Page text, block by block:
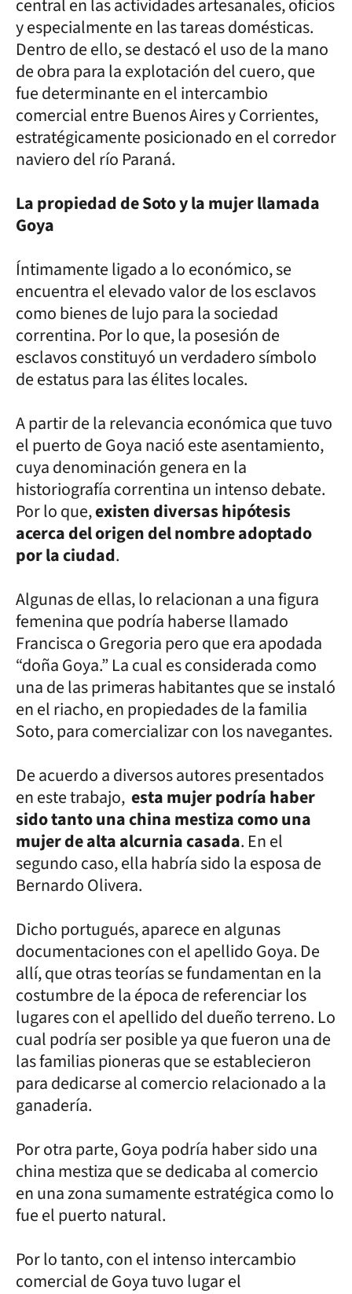
central en las actividades artesanales, oficios
y especialmente en las tareas domésticas.
Dentro de ello, se destacó el uso de la mano
de obra para la explotación del cuero, que
fue determinante en el intercambio
comercial entre Buenos Aires y Corrientes,
estratégicamente posicionado en el corredor
naviero del río Paraná.
La propiedad de Soto y la mujer llamada
Goya
Íntimamente ligado a lo económico, se
encuentra el elevado valor de los esclavos
como bienes de lujo para la sociedad
correntina. Por lo que, la posesión de
esclavos constituyó un verdadero símbolo
de estatus para las élites locales.
A partir de la relevancia económica que tuvo
el puerto de Goya nació este asentamiento,
cuya denominación genera en la
historiografía correntina un intenso debate.
Por lo que,existen diversas hipótesis
acerca del origen del nombre adoptado
por la ciudad.
Algunas de ellas, lo relacionan a una figura
femenina que podría haberse llamado
Francisca o Gregoria pero que era apodada
“doña Goya.” La cual es considerada como
una de las primeras habitantes que se instaló
en el riacho, en propiedades de la familia
Soto, para comercializar con los navegantes.
De acuerdo a diversos autores presentados
en este trabajo, esta mujer podría haber
sido tanto una china mestiza como una
mujer de alta alcurnia casada. En el
segundo caso, ella habría sido la esposa de
Bernardo Olivera.
Dicho portugués, aparece en algunas
documentaciones con el apellido Goya. De
allí, que otras teorías se fundamentan en la
costumbre de la época de referenciar los
lugares con el apellido del dueño terreno. Lo
cual podría ser posible ya que fueron una de
las familias pioneras que se establecieron
para dedicarse al comercio relacionado a la
ganadería.
Por otra parte, Goya podría haber sido una
china mestiza que se dedicaba al comercio
en una zona sumamente estratégica como lo
fue el puerto natural.
Por lo tanto, con el intenso intercambio
comercial de Goya tuvo lugar el